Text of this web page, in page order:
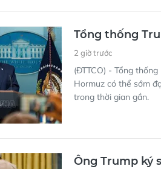
Tổng thống
2 giờ trước
(ĐTTCO) - Tổng
Hormuz có thể sớm
trong thời gian gần.
Ông Trump ký